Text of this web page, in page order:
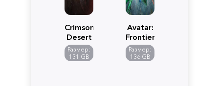
Crimson
Desert
Размер:
131 GB
Avatar:
Frontiers
of
Pandora
Размер:
136 GB